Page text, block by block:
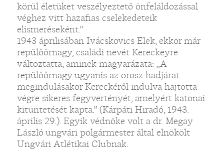
körül életüket veszélyeztető önfeláldozással
véghez vitt hazafias cselekedeteik
elismeréseként.”
1943 áprilisában Ivácskovics Elek, ekkor már
repülőőrnagy, családi nevét Kereckeyre
változtatta, aminek magyarázata: „A
repülőőrnagy ugyanis az orosz hadjárat
megindulásakor Kereckéről indulva hajtotta
végre sikeres fegyvertényét, amelyért katonai
kitüntetését kapta.” (Kárpáti Hiradó, 1943.
április 29.). Egyik védnöke volt a dr. Megay
László ungvári polgármester által elnökölt
Ungvári Atlétikai Clubnak.